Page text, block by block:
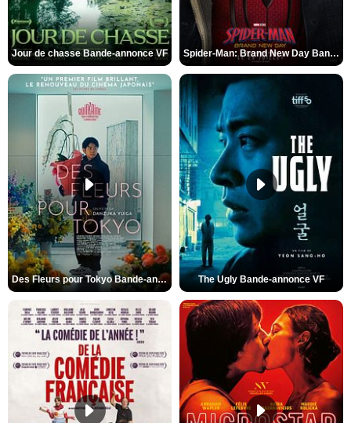
Jour de chasse Bande-annonce VF Spider-Man: Brand New Day Bande-annonce (3) VO STFR
Des Fleurs pour Tokyo Bande-annonce VO STFR The Ugly Bande-annonce VF